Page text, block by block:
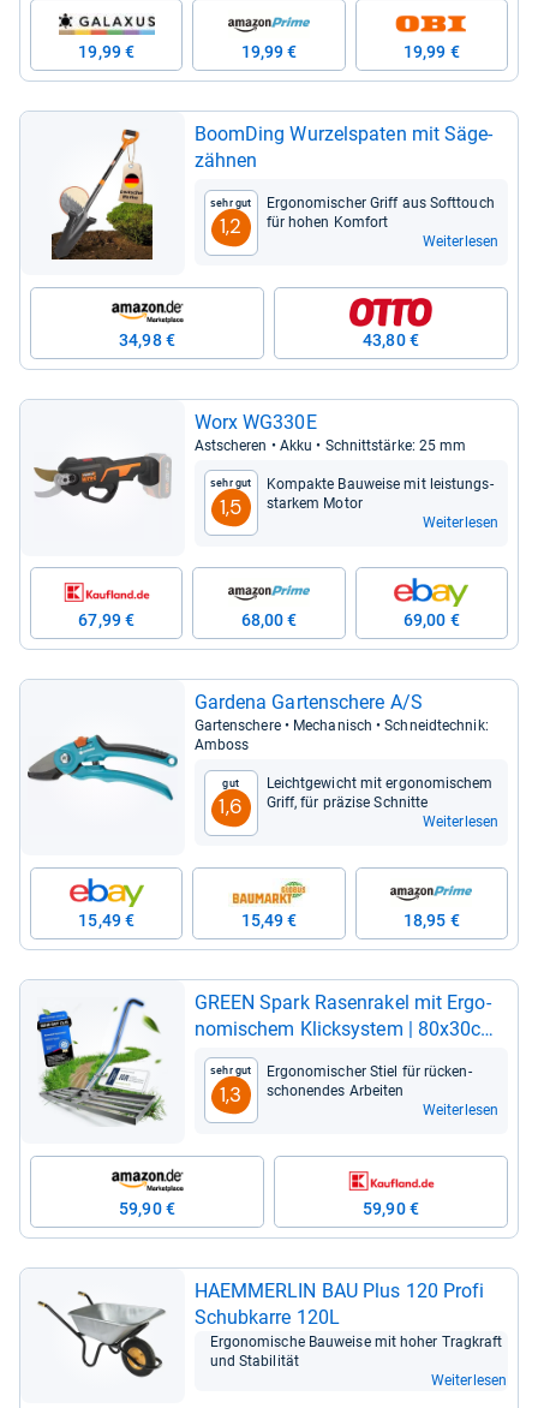
19,99 € 19,99 € 19,99 €
Boom­Ding Wur­zel­spa­ten mit Säge­
zäh­nen
Sehr gut
1,2
Ergo­no­mi­scher Griff aus Soft­touch
für hohen Kom­fort
Weiterlesen
34,98 € 43,80 €
Worx WG330E
Ast­sche­ren • Akku • Schnitt­stärke: 25 mm
Sehr gut
1,5
Kom­pakte Bau­weise mit leis­tungs­
star­kem Motor
Weiterlesen
67,99 € 68,00 € 69,00 €
Gar­dena Gar­ten­schere A/S
Gar­ten­schere • Mecha­nisch • Schneid­tech­nik:
Amboss
Gut
1,6
Leicht­ge­wicht mit ergo­no­mi­schem
Griff, für prä­zise Schnitte
Weiterlesen
15,49 € 15,49 € 18,95 €
GREEN Spark Rasen­ra­kel mit Ergo­
no­mi­schem Klick­sys­tem | 80x30cm
für per­fekte Rasen­flä­chen
Sehr gut
1,3
Ergo­no­mi­scher Stiel für rücken­
scho­nen­des Arbei­ten
Weiterlesen
59,90 € 59,90 €
HAEM­MER­LIN BAU Plus 120 Profi
Schub­karre 120L
Ergo­no­mi­sche Bau­weise mit hoher Trag­kraft
und Sta­bi­li­tät
Weiterlesen